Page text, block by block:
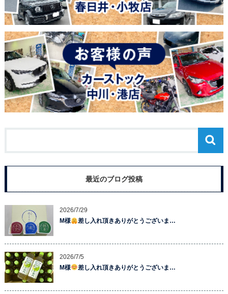
最近のブログ投稿
2026/7/29
M様
差し入れ頂きありがとうございま…
2026/7/5
M様
差し入れ頂きありがとうございま…